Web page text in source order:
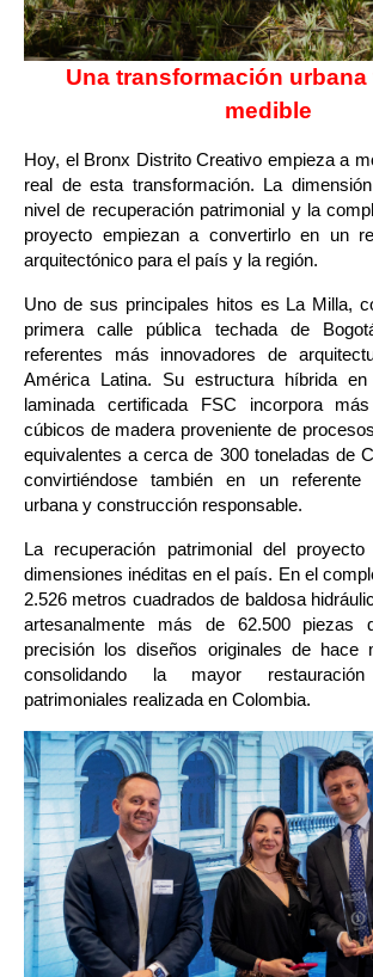
Una transformación
medible
Hoy, el Bronx Distrito Creativo empieza a
real de esta transformación. La
nivel de recuperación patrimonial y la
proyecto empiezan a convertirlo en un
arquitectónico para el país y la región.
Uno de sus principales hitos es La Milla,
primera calle pública techada de
referentes más innovadores de
América Latina. Su estructura híbrida
laminada certificada FSC incorpora
cúbicos de madera proveniente de
equivalentes a cerca de 300 toneladas de
convirtiéndose también en un referente
urbana y construcción responsable.
La recuperación patrimonial del
dimensiones inéditas en el país. En el
2.526 metros cuadrados de baldosa
artesanalmente más de 62.500 piezas
precisión los diseños originales de hace
consolidando la mayor
patrimoniales realizada en Colombia.